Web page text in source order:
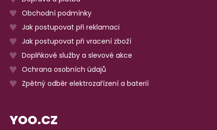
Obchodní podmínky
Jak postupovat při reklamaci
Jak postupovat při vracení zboží
Doplňkové služby a slevové akce
Ochrana osobních údajů
Zpětný odběr elektrozařízení a baterií
YOO.CZ